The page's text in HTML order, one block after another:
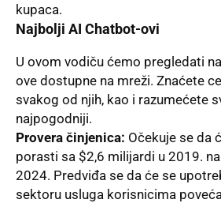
kupaca.
Najbolјi AI Chatbot-ovi
U ovom vodiču ćemo pregledati
ove dostupne na mreži. Znaćete
svakog od njih, kao i razumećete
najpogodniji.
Provera činjenica: Očekuje se da
porasti sa $2,6 milijardi u 2019.
2024. Predviđa se da će se
sektoru usluga korisnicima